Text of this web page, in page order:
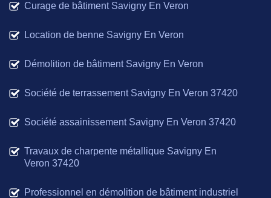
Curage de bâtiment Savigny En Veron
Location de benne Savigny En Veron
Démolition de bâtiment Savigny En Veron
Société de terrassement Savigny En Veron 37420
Société assainissement Savigny En Veron 37420
Travaux de charpente métallique Savigny En
Veron 37420
Professionnel en démolition de bâtiment industriel